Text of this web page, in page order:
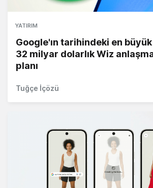
YATIRIM
Google'ın tarihindeki en büyük
32 milyar dolarlık Wiz
planı
Tuğçe İçözü